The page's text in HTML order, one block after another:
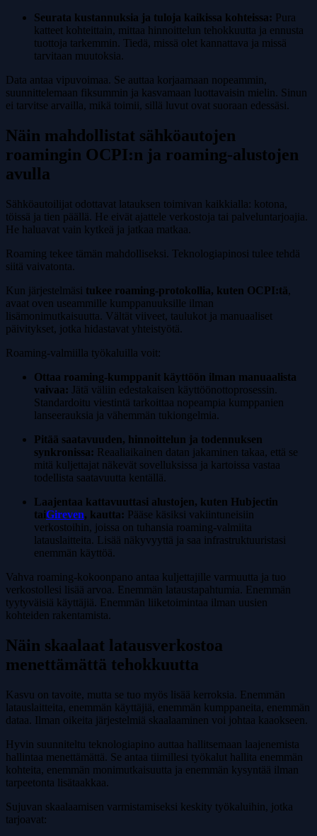
Seurata kustannuksia ja tuloja kaikissa kohteissa: Pura
katteet kohteittain, mittaa hinnoittelun tehokkuutta ja ennusta
tuottoja tarkemmin. Tiedä, missä olet kannattava ja missä
tarvitaan muutoksia.
Data antaa vipuvoimaa. Se auttaa korjaamaan nopeammin,
suunnittelemaan fiksummin ja kasvamaan luottavaisin mielin. Sinun
ei tarvitse arvailla, mikä toimii, sillä luvut ovat suoraan edessäsi.
Näin mahdollistat sähköautojen
roamingin OCPI:n ja roaming-alustojen
avulla
Sähköautoilijat odottavat latauksen toimivan kaikkialla: kotona,
töissä ja tien päällä. He eivät ajattele verkostoja tai palveluntarjoajia.
He haluavat vain kytkeä ja jatkaa matkaa.
Roaming tekee tämän mahdolliseksi. Teknologiapinosi tulee tehdä
siitä vaivatonta.
Kun järjestelmäsi tukee roaming-protokollia, kuten OCPI:tä,
avaat oven useammille kumppanuuksille ilman
lisämonimutkaisuutta. Vältät viiveet, taulukot ja manuaaliset
päivitykset, jotka hidastavat yhteistyötä.
Roaming-valmiilla työkaluilla voit:
Ottaa roaming-kumppanit käyttöön ilman manuaalista
vaivaa: Jätä väliin edestakaisen käyttöönottoprosessin.
Standardoitu viestintä tarkoittaa nopeampia kumppanien
lanseerauksia ja vähemmän tukiongelmia.
Pitää saatavuuden, hinnoittelun ja todennuksen
synkronissa: Reaaliaikainen datan jakaminen takaa, että se
mitä kuljettajat näkevät sovelluksissa ja kartoissa vastaa
todellista saatavuutta kentällä.
Laajentaa kattavuuttasi alustojen, kuten Hubjectin
taiGireven, kautta: Pääse käsiksi vakiintuneisiin
verkostoihin, joissa on tuhansia roaming-valmiita
latauslaitteita. Lisää näkyvyyttä ja saa infrastruktuuristasi
enemmän käyttöä.
Vahva roaming-kokoonpano antaa kuljettajille varmuutta ja tuo
verkostollesi lisää arvoa. Enemmän lataustapahtumia. Enemmän
tyytyväisiä käyttäjiä. Enemmän liiketoimintaa ilman uusien
kohteiden rakentamista.
Näin skaalaat latausverkostoa
menettämättä tehokkuutta
Kasvu on tavoite, mutta se tuo myös lisää kerroksia. Enemmän
latauslaitteita, enemmän käyttäjiä, enemmän kumppaneita, enemmän
dataa. Ilman oikeita järjestelmiä skaalaaminen voi johtaa kaaokseen.
Hyvin suunniteltu teknologiapino auttaa hallitsemaan laajenemista
hallintaa menettämättä. Se antaa tiimillesi työkalut hallita enemmän
kohteita, enemmän monimutkaisuutta ja enemmän kysyntää ilman
tarpeetonta lisätaakkaa.
Sujuvan skaalaamisen varmistamiseksi keskity työkaluihin, jotka
tarjoavat: